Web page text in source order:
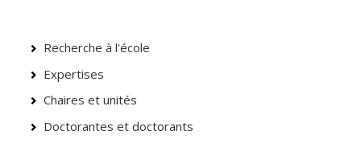
Recherche à l'école
Expertises
Chaires et unités
Doctorantes et doctorants